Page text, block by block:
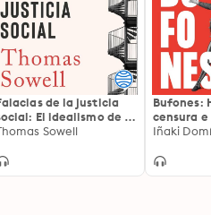
de la justicia
El idealismo de la
social frente a
Sowell
Bufones:
censura
los
Iñaki